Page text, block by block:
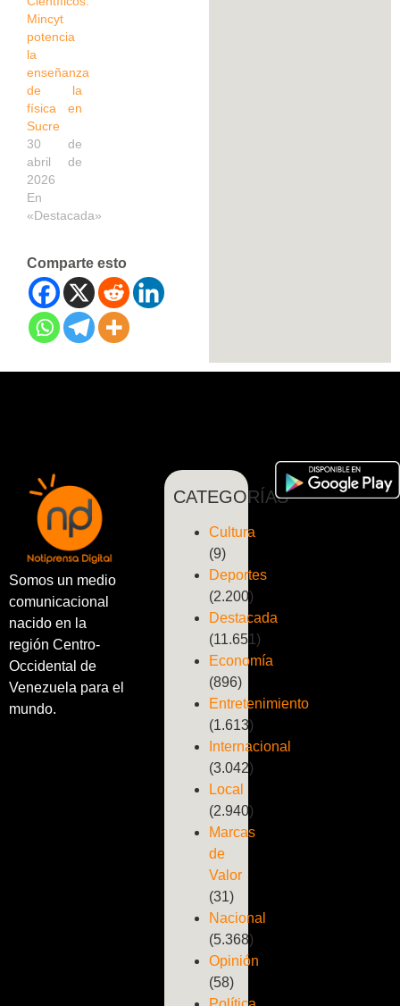
Mincyt
potencia
la
enseñanza
de la
física en
Sucre
30 de
abril de
2026
En
«Destacada»
Comparte esto
Somos un medio
comunicacional
nacido en la
región Centro-
Occidental de
Venezuela para el
mundo.
CATEGORÍAS
Cultura
(9)
Deportes
(2.200)
Destacada
(11.651)
Economía
(896)
Entretenimiento
(1.613)
Internacional
(3.042)
Local
(2.940)
Marcas
de
Valor
(31)
Nacional
(5.368)
Opinión
(58)